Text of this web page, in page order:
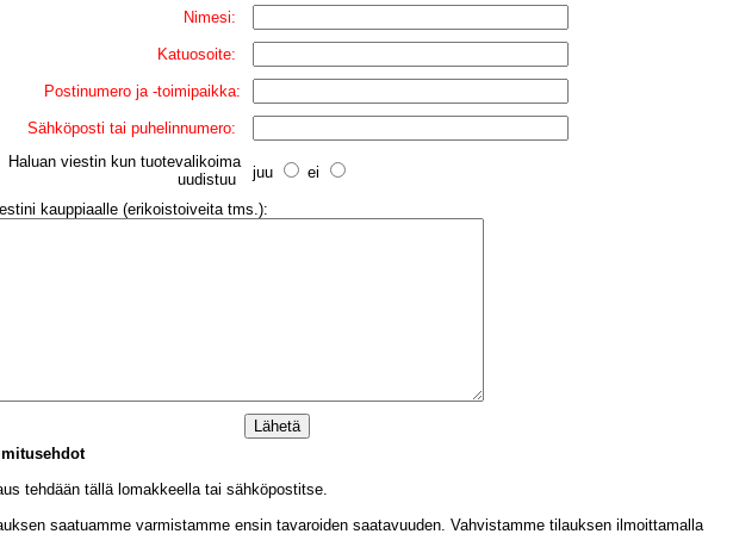
Nimesi:
Katuosoite:
Postinumero ja -toimipaikka:
Sähköposti tai puhelinnumero:
Haluan viestin kun tuotevalikoima
uudistuu
juu ei
kauppiaalle (erikoistoiveita tms.):
tehdään tällä lomakkeella tai sähköpostitse.
saatuamme varmistamme ensin tavaroiden saatavuuden. Vahvistamme tilauksen ilmoittamalla